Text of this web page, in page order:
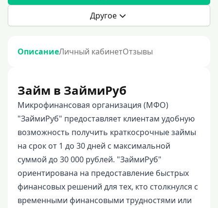
Другое
ОписаниеЛичный кабинетОтзывы
Займ в ЗаймиРуб
Микрофинансовая организация (МФО)
"ЗаймиРуб" предоставляет клиентам удобную
возможность получить краткосрочные займы
на срок от 1 до 30 дней с максимальной
суммой до 30 000 рублей. "ЗаймиРуб"
ориентирована на предоставление быстрых
финансовых решений для тех, кто столкнулся с
временными финансовыми трудностями или